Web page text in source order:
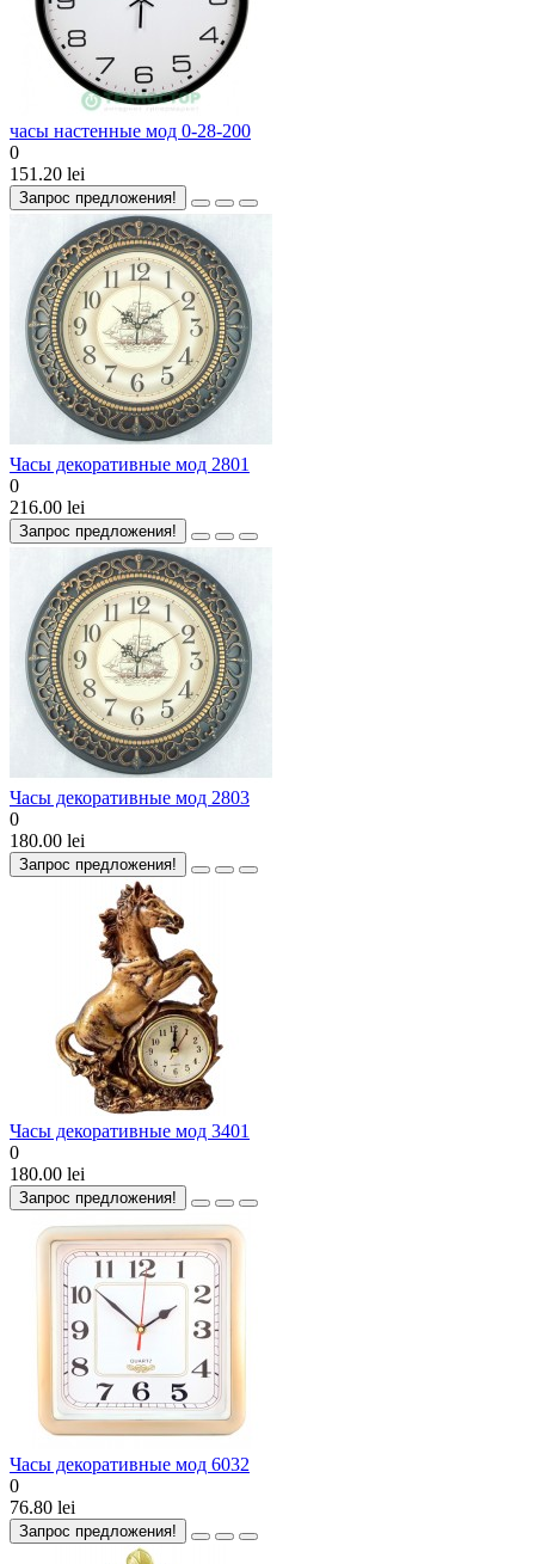
часы настенные мод 0-28-200
0
151.20 lei
Запрос предложения!
Часы декоративные мод 2801
0
216.00 lei
Запрос предложения!
Часы декоративные мод 2803
0
180.00 lei
Запрос предложения!
Часы декоративные мод 3401
0
180.00 lei
Запрос предложения!
Часы декоративные мод 6032
0
76.80 lei
Запрос предложения!